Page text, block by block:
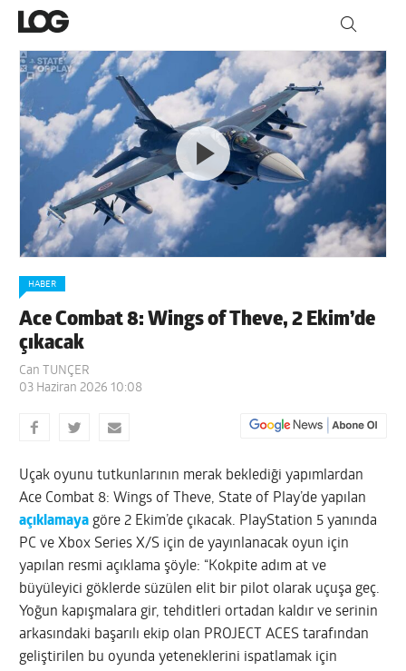
HABER
Ace Combat 8: Wings of Theve, 2 Ekim’de
çıkacak
Can TUNÇER
03 Haziran 2026 10:08
Uçak oyunu tutkunlarının merak beklediği yapımlardan
Ace Combat 8: Wings of Theve, State of Play’de yapılan
açıklamaya göre 2 Ekim’de çıkacak. PlayStation 5 yanında
PC ve Xbox Series X/S için de yayınlanacak oyun için
yapılan resmi açıklama şöyle: “Kokpite adım at ve
büyüleyici göklerde süzülen elit bir pilot olarak uçuşa geç.
Yoğun kapışmalara gir, tehditleri ortadan kaldır ve serinin
arkasındaki başarılı ekip olan PROJECT ACES tarafından
geliştirilen bu oyunda yeteneklerini ispatlamak için